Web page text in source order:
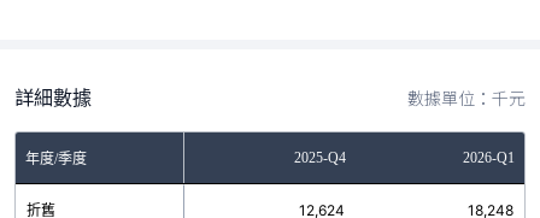
詳細數據 數據單位：千元
年度/季度 2025-Q4 2026-Q1
折舊 12,624 18,248